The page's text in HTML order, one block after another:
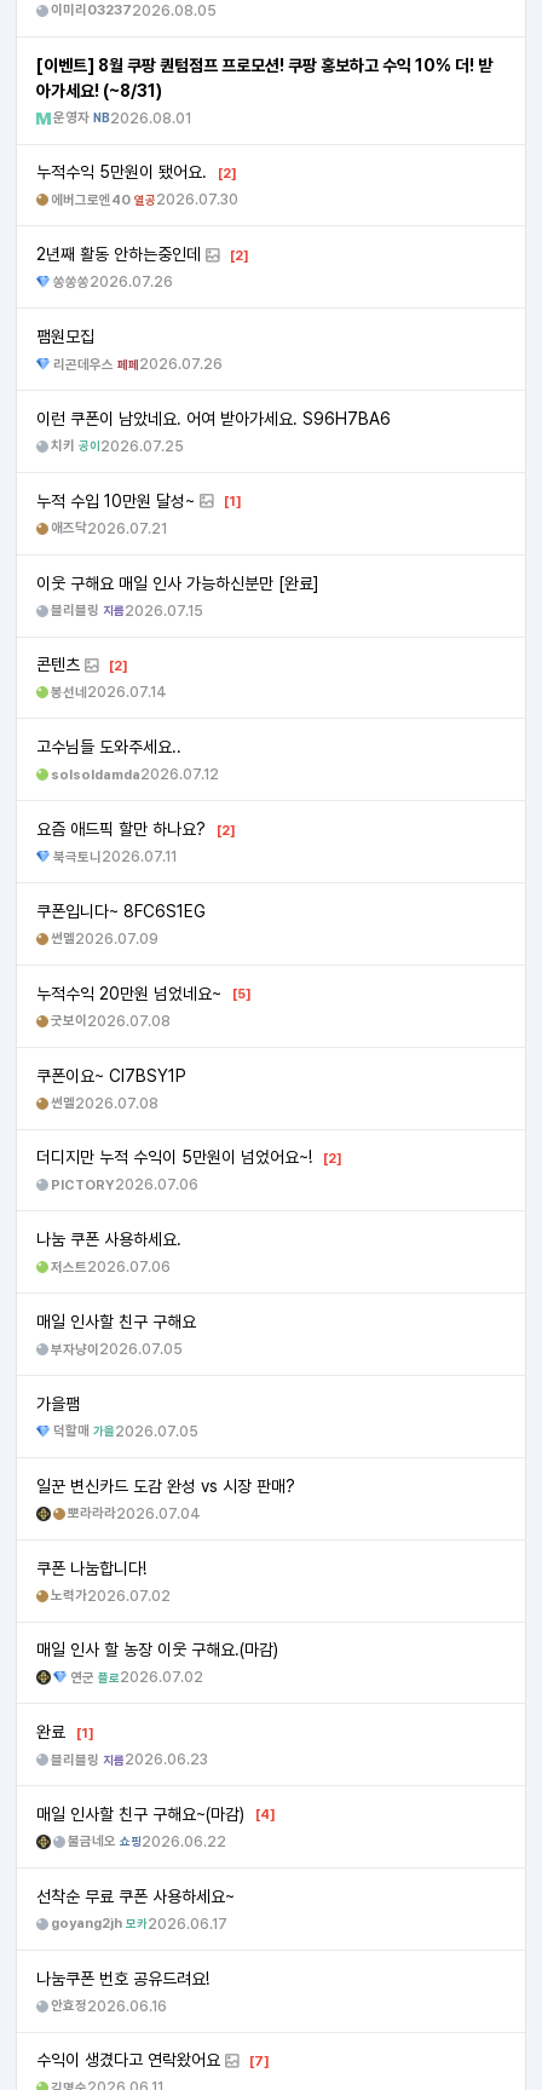
이미리032372026.08.05
[이벤트] 8월 쿠팡 퀀텀점프 프로모션! 쿠팡 홍보하고 수익 10% 더! 받
아가세요! (~8/31)
운영자 NB2026.08.01
누적수익 5만원이 됐어요.
[2]
에버그로엔40 열공2026.07.30
2년째 활동 안하는중인데
[2]
쏭쏭쏭2026.07.26
팸원모집
리곤데우스 페페2026.07.26
이런 쿠폰이 남았네요. 어여 받아가세요. S96H7BA6
치키 공이 2026.07.25
누적 수입 10만원 달성~
[1]
애즈닥2026.07.21
이웃 구해요 매일 인사 가능하신분만 [완료]
블리블링 지름2026.07.15
콘텐츠
[2]
봉선네2026.07.14
고수님들 도와주세요..
solsoldamda2026.07.12
요즘 애드픽 할만 하나요?
[2]
북극토니2026.07.11
쿠폰입니다~ 8FC6S1EG
썬멜2026.07.09
누적수익 20만원 넘었네요~
[5]
굿보이 2026.07.08
쿠폰이요~ CI7BSY1P
썬멜2026.07.08
더디지만 누적 수익이 5만원이 넘었어요~!
[2]
PICTORY2026.07.06
나눔 쿠폰 사용하세요.
저스트2026.07.06
매일 인사할 친구 구해요
부자냥이2026.07.05
가을팸
덕할매 가을2026.07.05
일꾼 변신카드 도감 완성 vs 시장 판매?
뽀라라라2026.07.04
쿠폰 나눔합니다!
노력가2026.07.02
매일 인사 할 농장 이웃 구해요.(마감)
연군 플로2026.07.02
완료
[1]
블리블링 지름2026.06.23
매일 인사할 친구 구해요~(마감)
[4]
불금네오 쇼핑2026.06.22
선착순 무료 쿠폰 사용하세요~
goyang2jh 모카2026.06.17
나눔쿠폰 번호 공유드려요!
안효정2026.06.16
수익이 생겼다고 연락왔어요
[7]